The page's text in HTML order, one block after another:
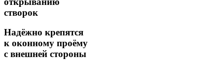
створок
Надёжно крепятся
к оконному проёму
с внешней стороны